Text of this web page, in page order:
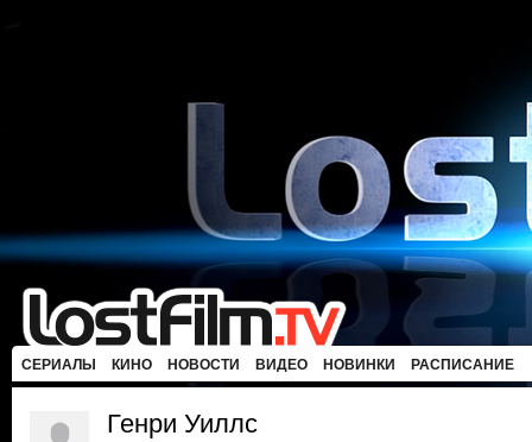
СЕРИАЛЫ КИНО НОВОСТИ ВИДЕО НОВИНКИ РАСПИСАНИЕ
Генри Уиллс